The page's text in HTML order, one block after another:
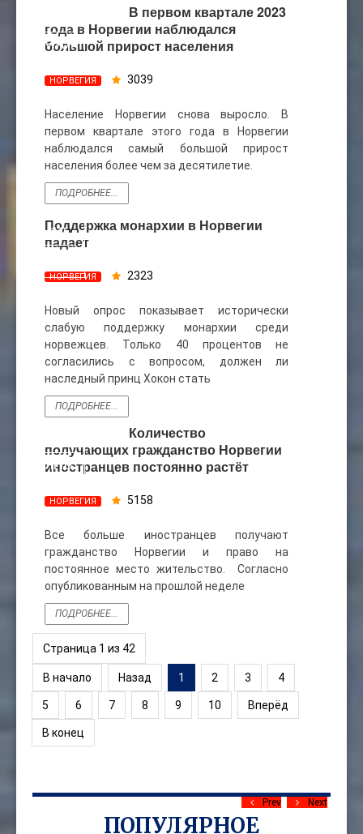
В первом квартале 2023
года в Норвегии наблюдался
большой прирост населения
НОРВЕГИЯ
МАЯ
3039
Население Норвегии снова выросло. В
первом квартале этого года в Норвегии
наблюдался самый большой прирост
населения более чем за десятилетие.
ПОДРОБНЕЕ...
Поддержка монархии в Норвегии
падает
НОРВЕГИЯ
12
2323
Новый опрос показывает исторически
слабую поддержку монархии среди
норвежцев. Только 40 процентов не
согласились с вопросом, должен ли
наследный принц Хокон стать
ПОДРОБНЕЕ...
Количество
получающих гражданство Норвегии
иностранцев постоянно растёт
НОРВЕГИЯ
ЯНВ
5158
Все больше иностранцев получают
гражданство Норвегии и право на
постоянное место жительство. Согласно
опубликованным на прошлой неделе
ПОДРОБНЕЕ...
Страница 1 из 42
В начало Назад 1 2 3 4
5 6 7 8 9 10 Вперёд
В конец
ПОПУЛЯРНОЕ
Prev Next